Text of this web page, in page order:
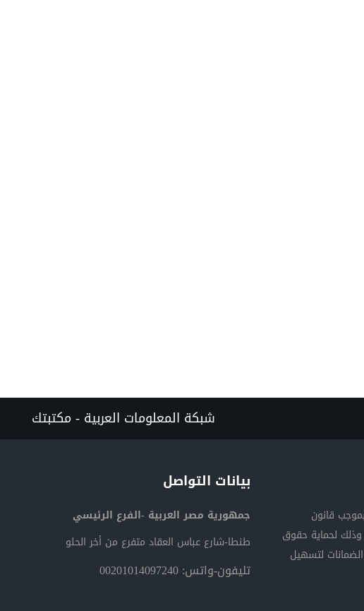
شبكة المعلومات العربية - مكتبتك
قانون
الاستثمار المصري رقم (17) لسنة 2015 وذلك لحماية حقوق
لتسهيل
بيانات التواصل
جمهورية مصر العربية -الفرع الرئيسي
طنطا-شارع عباس العقاد متفرع من أخر الحلو
تليفون-واتس: 00201014097240